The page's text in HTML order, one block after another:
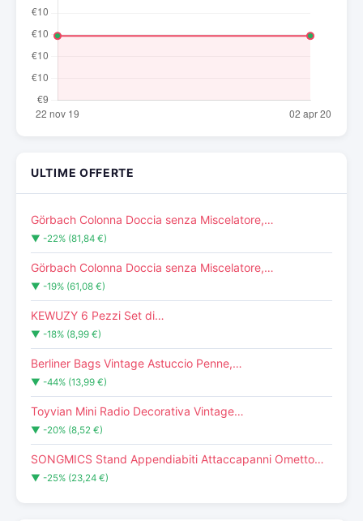
ULTIME OFFERTE
Görbach Colonna Doccia senza Miscelatore,…
▼ -22% (81,84 €)
Görbach Colonna Doccia senza Miscelatore,…
▼ -19% (61,08 €)
KEWUZY 6 Pezzi Set di…
▼ -18% (8,99 €)
Berliner Bags Vintage Astuccio Penne,…
▼ -44% (13,99 €)
Toyvian Mini Radio Decorativa Vintage…
▼ -20% (8,52 €)
SONGMICS Stand Appendiabiti Attaccapanni Ometto…
▼ -25% (23,24 €)